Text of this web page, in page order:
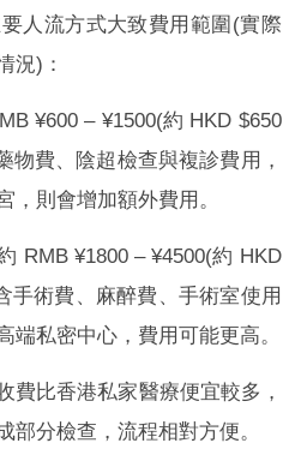
人流方式大致費用範圍(實際
況)：
¥600 – ¥1500(約 HKD $650
物費、陰超檢查與複診費用，
，則會增加額外費用。
RMB ¥1800 – ¥4500(約 HKD
手術費、麻醉費、手術室使用
端私密中心，費用可能更高。
費比香港私家醫療便宜較多，
部分檢查，流程相對方便。